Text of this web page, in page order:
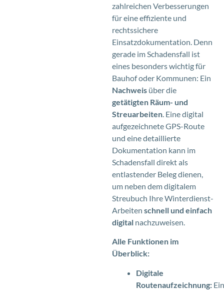
zahlreichen Verbesserungen
für eine effiziente und
rechtssichere
Einsatzdokumentation. Denn
gerade im Schadensfall ist
eines besonders wichtig für
Bauhof oder Kommunen: Ein
Nachweis über die
getätigten Räum- und
Streuarbeiten. Eine digital
aufgezeichnete GPS-Route
und eine detaillierte
Dokumentation kann im
Schadensfall direkt als
entlastender Beleg dienen,
um neben dem digitalem
Streubuch Ihre Winterdienst-
Arbeiten schnell und einfach
digital nachzuweisen.
Alle Funktionen im
Überblick:
Digitale
Routenaufzeichnung: